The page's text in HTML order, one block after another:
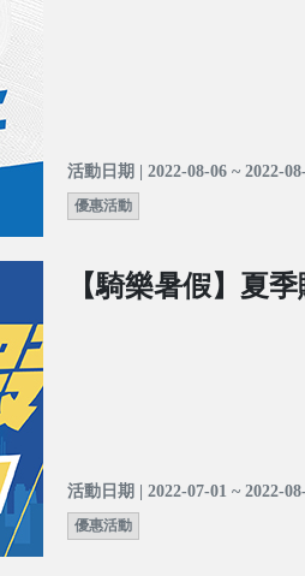
活動日期 | 2022-08-06 ~ 2022-
優惠活動
【騎樂暑假】夏
活動日期 | 2022-07-01 ~ 2022-
優惠活動